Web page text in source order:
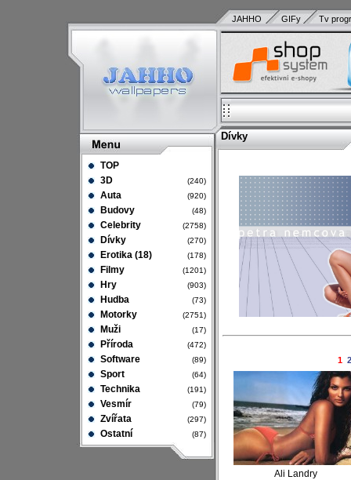
TOP
3D
(240)
Auta (920)
Budovy (48)
Celebrity (2758)
Dívky (270)
Erotika (18) (178)
Filmy (1201)
Hry (903)
Hudba (73)
Motorky (2751)
Muži (17)
Příroda (472)
Software (89)
Sport (64)
Technika (191)
Vesmír (79)
Zvířata (297)
Ostatní (87)
JAHHO GIFy Tv
Dívky
1 2
Ali Landry